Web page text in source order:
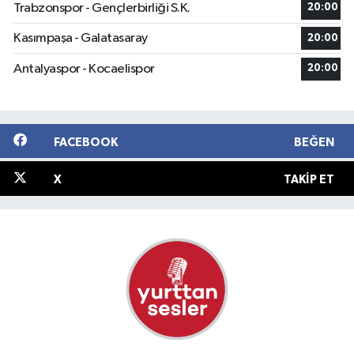
Trabzonspor - Gençlerbirliği S.K. 20:00
Kasımpaşa - Galatasaray 20:00
Antalyaspor - Kocaelispor 20:00
FACEBOOK BEĞEN
X TAKIP ET